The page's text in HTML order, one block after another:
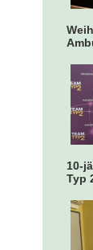
10-
Typ